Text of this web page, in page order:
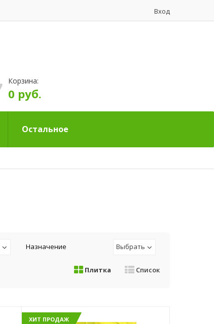
Вход
Корзина:
0 руб.
Остальное
Назначение Выбрать
Плитка Список
ХИТ ПРОДАЖ